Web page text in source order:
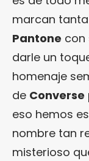
marcan
Pantone con
darle un
homenaje
de Converse
eso hemos
nombre tan
misterioso